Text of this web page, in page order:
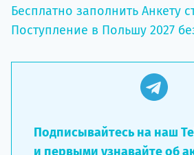
Бесплатно заполнить Анкету
Поступление в Польшу 2027
Подписывайтесь на наш
и первыми узнавайте об